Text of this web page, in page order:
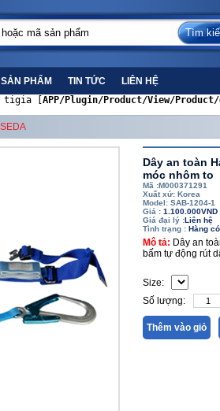
SẢN PHẨM TIN TỨC LIÊN HỆ
tigia [ APP/Plugin/Product/View/
Dây an toàn
móc nhôm to
Mã :M000371291
Xuất xứ: Korea
Model: SAB-1204-1
Giá : 1.100.000VND
Giá đại lý :Liên hệ
Tình trạng : Hàng
Mô tả: Dây an
bấm tự động rút
Size:
Số lượng:
Thêm vào giỏ